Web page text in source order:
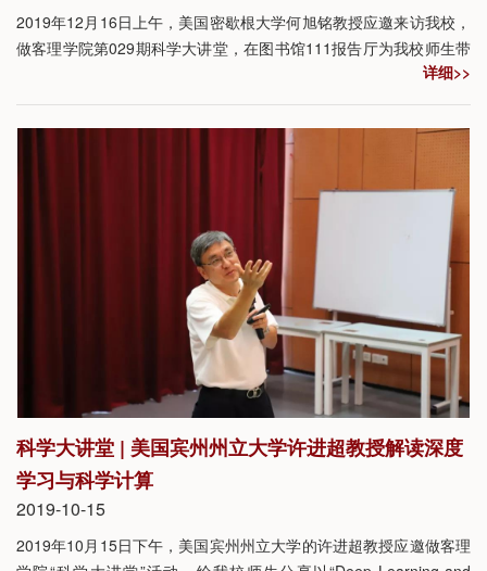
2019年12月16日上午，美国密歇根大学何旭铭教授应邀来访我校，
做客理学院第029期科学大讲堂，在图书馆111报告厅为我校师生带
来主题为“临床实验中的优组群体推断—数据会不会把你引入歧
途？”的精彩报告。本期讲堂由我校统计与数据科学系系主任邵启满
教授主持。
详细>>
科学大讲堂 | 美国宾州州立大学许进超教授解读深度
学习与科学计算
2019-10-15
2019年10月15日下午，美国宾州州立大学的许进超教授应邀做客理